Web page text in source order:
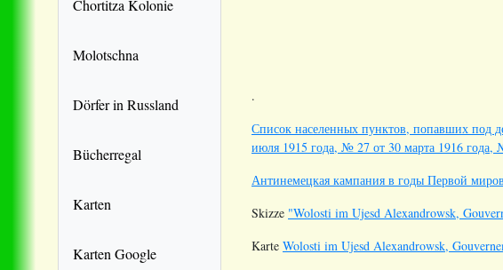
Chortitza Kolonie
Molotschna
Dörfer in Russland
Bücherregal
Karten
Karten Google
.
Список населенных пунктов, попавших под
июля 1915 года, № 27 от 30 марта 1916 года,
Антинемецкая кампания в годы Первой
Skizze "Wolosti im Ujesd Alexandrowsk,
Karte Wolosti im Ujesd Alexandrowsk,